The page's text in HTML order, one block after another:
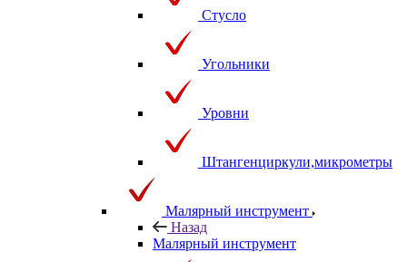
Стусло
Угольники
Уровни
Штангенциркули,микрометры
Малярный инструмент
Назад
Малярный инструмент